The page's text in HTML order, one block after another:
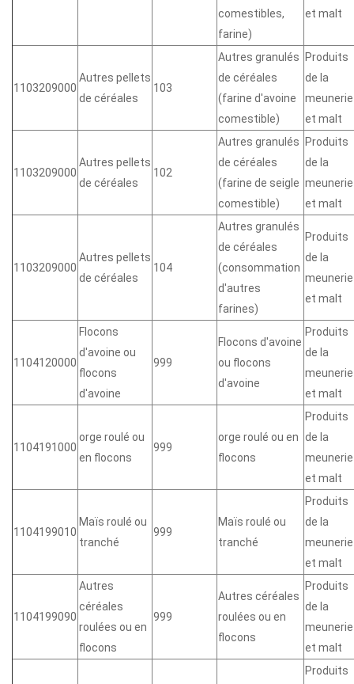
comestibles,
farine)
et malt
1103209000
Autres pellets
de céréales
103
Autres granulés
de céréales
(farine d'avoine
comestible)
Produits
de la
meunerie
et malt
1103209000
Autres pellets
de céréales
102
Autres granulés
de céréales
(farine de seigle
comestible)
Produits
de la
meunerie
et malt
1103209000
Autres pellets
de céréales
104
Autres granulés
de céréales
(consommation
d'autres
farines)
Produits
de la
meunerie
et malt
1104120000
Flocons
d'avoine ou
flocons
d'avoine
999
Flocons d'avoine
ou flocons
d'avoine
Produits
de la
meunerie
et malt
1104191000
orge roulé ou
en flocons
999
orge roulé ou en
flocons
Produits
de la
meunerie
et malt
1104199010
Maïs roulé ou
tranché
999
Maïs roulé ou
tranché
Produits
de la
meunerie
et malt
1104199090
Autres
céréales
roulées ou en
flocons
999
Autres céréales
roulées ou en
flocons
Produits
de la
meunerie
et malt
Produits